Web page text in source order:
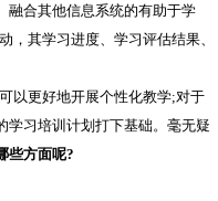
融合其他信息系统的有助于学
其学习进度、学习评估结果、
以更好地开展个性化教学;对于
学习培训计划打下基础。毫无疑
些方面呢?